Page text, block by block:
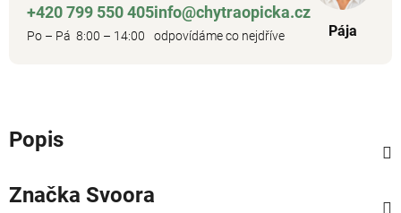
+420 799 550 405
Po – Pá 8:00 – 14:00
info@chytraopicka.cz
odpovídáme co nejdříve Pája
Popis
Značka Svoora